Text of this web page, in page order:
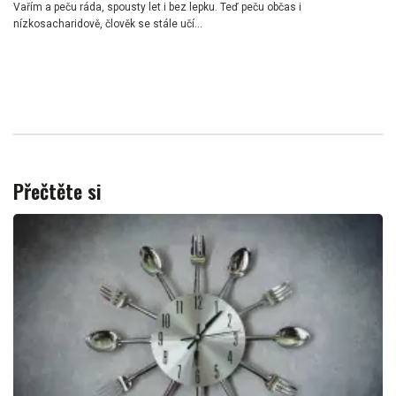
Vařím a peču ráda, spousty let i bez lepku. Teď peču občas i
nízkosacharidově, člověk se stále učí...
Přečtěte si